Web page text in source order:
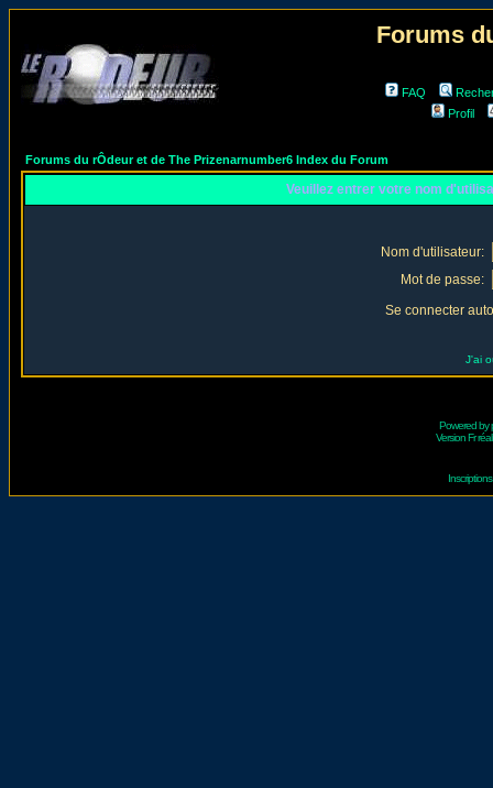
Forums
FAQ
Profil
Forums du rÔdeur et de The Prizenarnumber6 Index du Forum
Veuillez entrer votre nom
Nom d'utilisateur:
Mot de passe:
Se connecter
J'ai
Powered by
Version Fr